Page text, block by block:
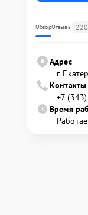
ОбзорОтзывы 220
Адрес
г.
Контакты
+7
Время